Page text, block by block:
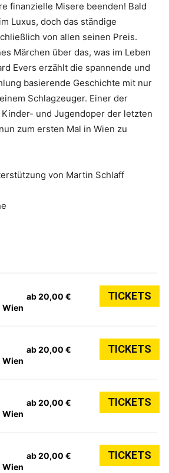
finanzielle Misere beenden! Bald
Luxus, doch das ständige
von allen seinen Preis.
Märchen über das, was im Leben
Evers erzählt die spannende und
basierende Geschichte mit nur
Schlagzeuger. Einer der
und Jugendoper der letzten
zum ersten Mal in Wien zu
von Martin Schlaff
Wien
ab 20,00 € TICKETS
Wien
ab 20,00 € TICKETS
Wien
ab 20,00 € TICKETS
Wien
ab 20,00 € TICKETS